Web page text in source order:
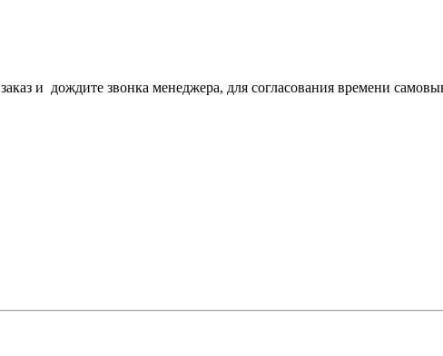
и дождите звонка менеджера, для согласования времени